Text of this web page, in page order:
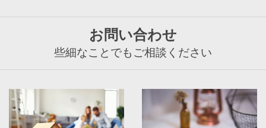
お問い合わせ
些細なことでもご相談ください